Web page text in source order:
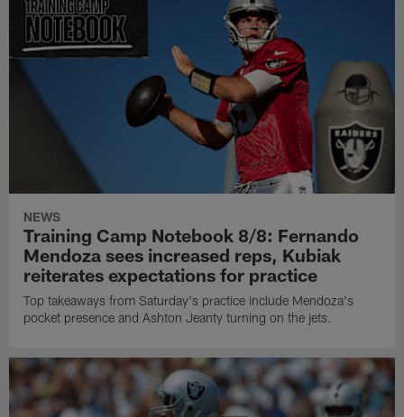
NEWS
Training Camp Notebook 8/8: Fernando
Mendoza sees increased reps, Kubiak
reiterates expectations for practice
Top takeaways from Saturday's practice include Mendoza's
pocket presence and Ashton Jeanty turning on the jets.